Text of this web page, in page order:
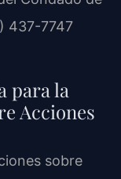
437-7747
para la
Acciones
sobre